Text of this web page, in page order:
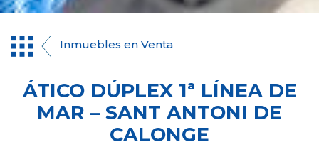
Inmuebles en Venta
ÁTICO DÚPLEX 1ª LÍNEA DE
MAR – SANT ANTONI DE
CALONGE